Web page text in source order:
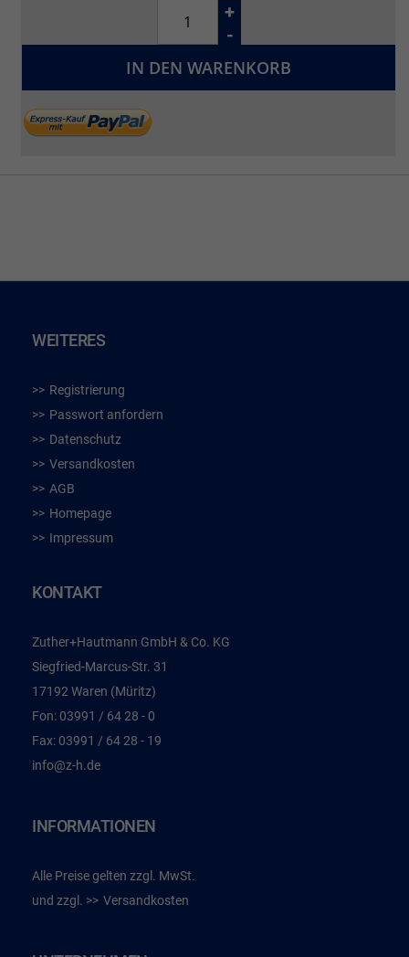
+
-
IN DEN WARENKORB
WEITERES
Registrierung
Passwort anfordern
Datenschutz
Versandkosten
AGB
Homepage
Impressum
KONTAKT
Zuther+Hautmann GmbH & Co. KG
Siegfried-Marcus-Str. 31
17192 Waren (Müritz)
Fon: 03991 / 64 28 - 0
Fax: 03991 / 64 28 - 19
info@z-h.de
INFORMATIONEN
Alle Preise gelten zzgl. MwSt.
und zzgl.
Versandkosten